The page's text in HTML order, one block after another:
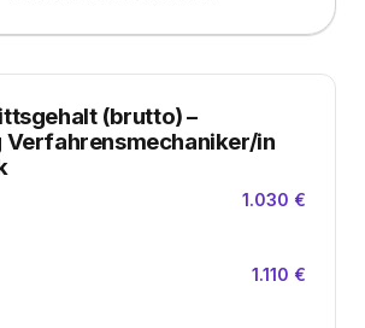
(brutto)–
Verfahrensmechaniker/in
1.030 €
1.110 €